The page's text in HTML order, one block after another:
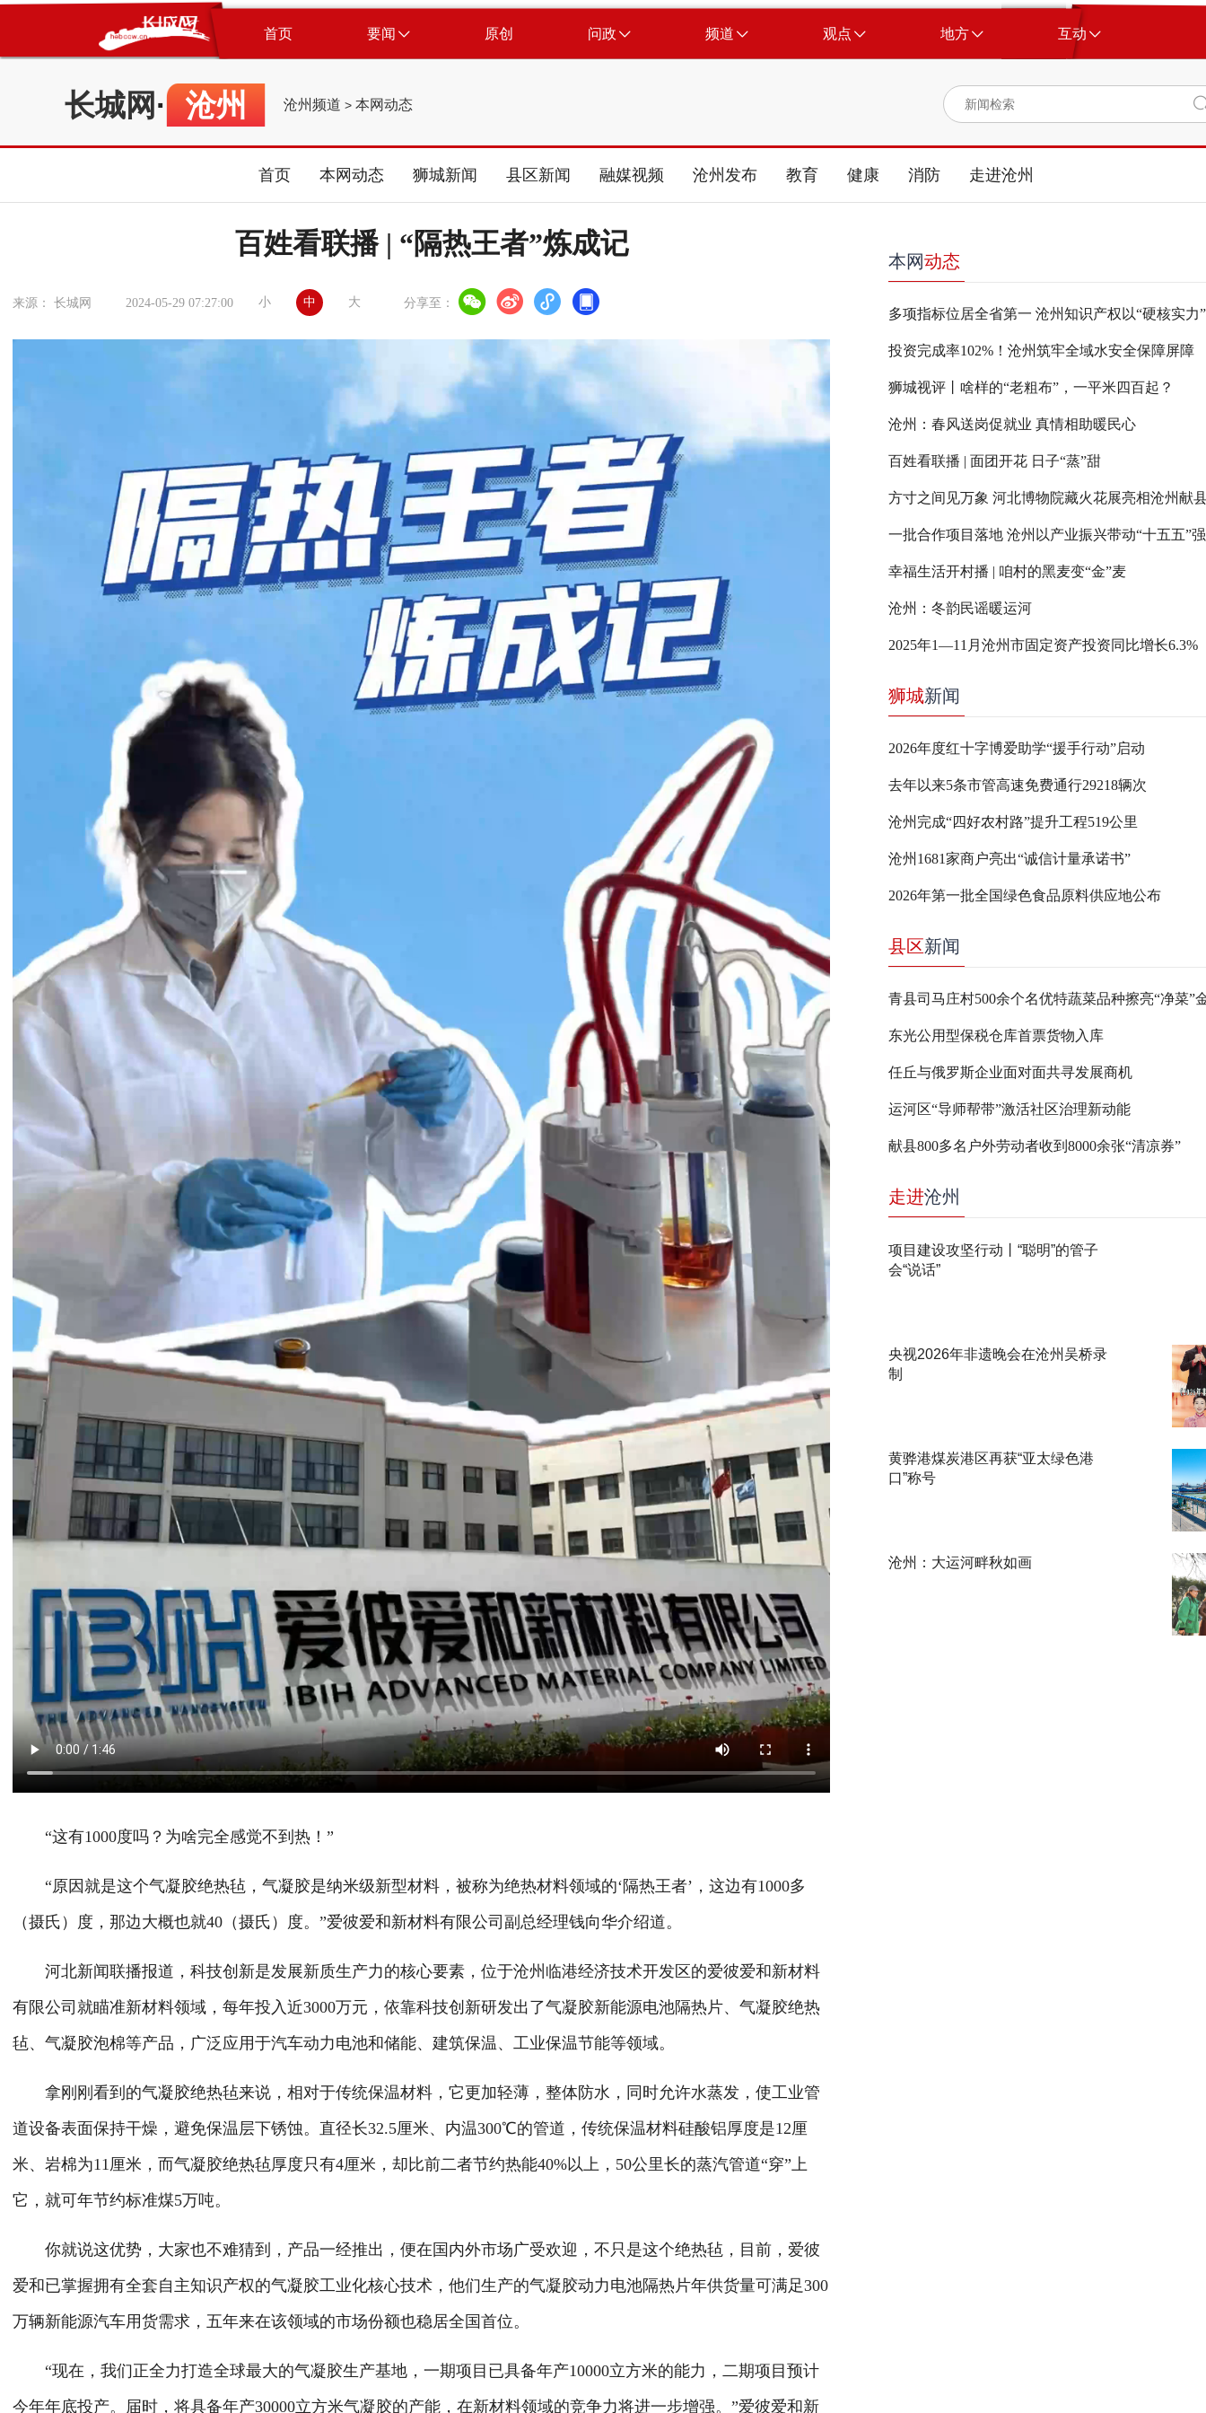
首页 要闻 原创 问政 频道 观点 地方 互动
长城网 · 沧州 沧州频道 > 本网动态
首页 本网动态 狮城新闻 县区新闻 融媒视频 沧州发布 教育 健康 消防 走进沧州
百姓看联播 | “隔热王者”炼成记
来源： 长城网 2024-05-29 07:27:00 小 中 大 分享至：
“这有1000度吗？为啥完全感觉不到热！”
“原因就是这个气凝胶绝热毡，气凝胶是纳米级新型材料，被称为绝热材料领域的‘隔热王者’ ，这边有1000多
（摄氏）度，那边大概也就40（摄氏）度。”爱彼爱和新材料有限公司副总经理钱向华介绍道。
河北新闻联播报道，科技创新是发展新质生产力的核心要素，位于沧州临港经济技术开发区的爱彼爱和新材料
有限公司就瞄准新材料领域，每年投入近3000万元，依靠科技创新研发出了气凝胶新能源电池隔热片、气凝胶绝热
毡、气凝胶泡棉等产品，广泛应用于汽车动力电池和储能、建筑保温、工业保温节能等领域。
拿刚刚看到的气凝胶绝热毡来说，相对于传统保温材料，它更加轻薄，整体防水，同时允许水蒸发，使工业管
道设备表面保持干燥，避免保温层下锈蚀。直径长32.5厘米、内温300℃的管道，传统保温材料硅酸铝厚度是12厘
米、岩棉为11厘米，而气凝胶绝热毡厚度只有4厘米，却比前二者节约热能40%以上，50公里长的蒸汽管道“穿”上
它，就可年节约标准煤5万吨。
你就说这优势，大家也不难猜到，产品一经推出，便在国内外市场广受欢迎，不只是这个绝热毡，目前，爱彼
爱和已掌握拥有全套自主知识产权的气凝胶工业化核心技术，他们生产的气凝胶动力电池隔热片年供货量可满足300
万辆新能源汽车用货需求，五年来在该领域的市场份额也稳居全国首位。
“现在，我们正全力打造全球最大的气凝胶生产基地，一期项目已具备年产10000立方米的能力，二期项目预计
今年年底投产。届时，将具备年产30000立方米气凝胶的产能，在新材料领域的竞争力将进一步增强。”爱彼爱和新
本网动态
投资完成率102%！沧州筑牢全域水安全保障屏障
狮城视评丨啥样的“老粗布”，一平米四百起？
沧州：春风送岗促就业 真情相助暖民心
百姓看联播 | 面团开花 日子“蒸”甜
方寸之间见万象 河北博物院藏火花展亮相沧州献
一批合作项目落地 沧州以产业振兴带动“十五五”
幸福生活开村播 | 咱村的黑麦变“金”麦
沧州：冬韵民谣暖运河
2025年1—11月沧州市固定资产投资同比增长6.3%
狮城新闻
2026年度红十字博爱助学“援手行动”启动
去年以来5条市管高速免费通行29218辆次
沧州完成“四好农村路”提升工程519公里
沧州1681家商户亮出“诚信计量承诺书”
2026年第一批全国绿色食品原料供应地公布
县区新闻
青县司马庄村500余个名优特蔬菜品种擦亮“净菜”
东光公用型保税仓库首票货物入库
任丘与俄罗斯企业面对面共寻发展商机
运河区“导师帮带”激活社区治理新动能
献县800多名户外劳动者收到8000余张“清凉券”
走进沧州
项目建设攻坚行动丨“聪明”的管子
会“说话”
央视2026年非遗晚会在沧州吴桥录
制
黄骅港煤炭港区再获“亚太绿色港
口”称号
沧州：大运河畔秋如画